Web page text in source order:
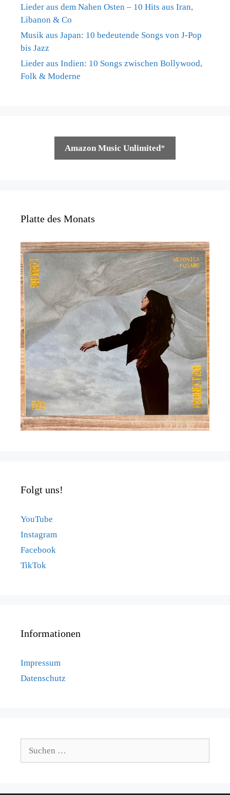
Lieder aus dem Nahen Osten – 10 Hits aus Iran,
Libanon & Co
Musik aus Japan: 10 bedeutende Songs von J-Pop
bis Jazz
Lieder aus Indien: 10 Songs zwischen Bollywood,
Folk & Moderne
Amazon Music Unlimited*
Platte des Monats
Folgt uns!
YouTube
Instagram
Facebook
TikTok
Informationen
Impressum
Datenschutz